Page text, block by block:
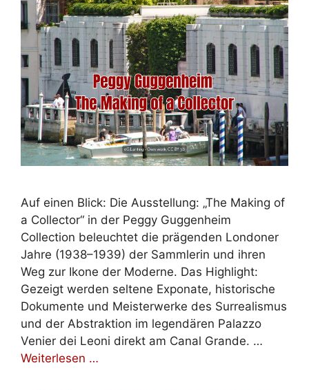
Auf einen Blick: Die Ausstellung: „The Making of
a Collector“ in der Peggy Guggenheim
Collection beleuchtet die prägenden Londoner
Jahre (1938–1939) der Sammlerin und ihren
Weg zur Ikone der Moderne. Das Highlight:
Gezeigt werden seltene Exponate, historische
Dokumente und Meisterwerke des Surrealismus
und der Abstraktion im legendären Palazzo
Venier dei Leoni direkt am Canal Grande. …
Weiterlesen …